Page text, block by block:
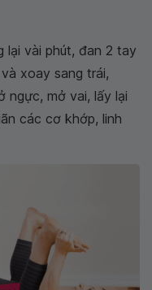
lại vài phút, đan 2 tay
xoay sang trái,
ngực, mở vai, lấy lại
các cơ khớp, linh